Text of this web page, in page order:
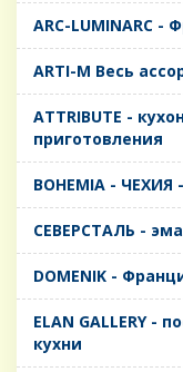
ARC-LUMINARC -
ARTI-M Весь
ATTRIBUTE -
приготовления
BOHEMIA -
CЕВЕРСТАЛЬ -
DOMENIK -
ELAN GALLERY -
кухни